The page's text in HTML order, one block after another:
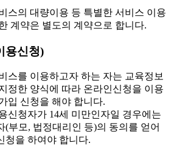
스의 대량이용 등 특별한 서비스 이용
계약은 별도의 계약으로 합니다.
용신청)
스를 이용하고자 하는 자는 교육정보
정한 양식에 따라 온라인신청을 이용
입 신청을 해야 합니다.
신청자가 14세 미만인자일 경우에는
(부모, 법정대리인 등)의 동의를 얻어
청을 하여야 합니다.